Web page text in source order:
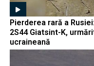
Pierderea rară a
2S44 Giatsint-K,
ucraineană